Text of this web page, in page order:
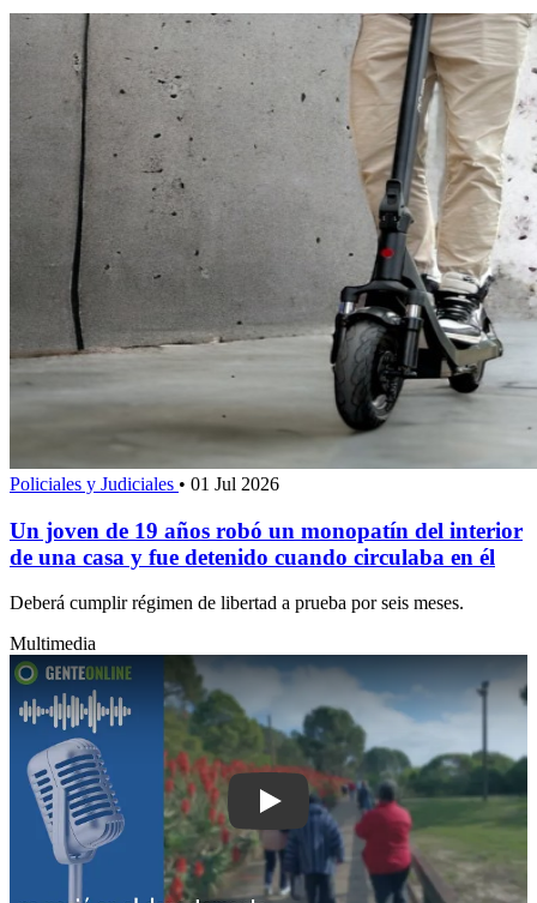
Policiales y Judiciales • 01 Jul 2026
Un joven de 19 años robó un monopatín del interior
de una casa y fue detenido cuando circulaba en él
Deberá cumplir régimen de libertad a prueba por seis meses.
Multimedia
Play: El 46% de los residentes del